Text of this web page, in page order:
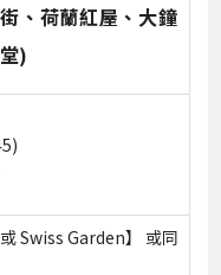
、荷蘭紅屋、大鐘
)
Swiss Garden】 或同